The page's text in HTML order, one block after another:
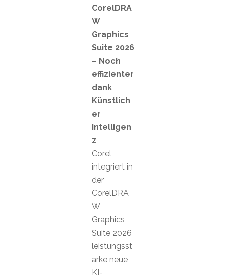
CorelDRA
W
Graphics
Suite 2026
– Noch
effizienter
dank
Künstlich
er
Intelligen
z
Corel
integriert in
der
CorelDRA
W
Graphics
Suite 2026
leistungsst
arke neue
KI-